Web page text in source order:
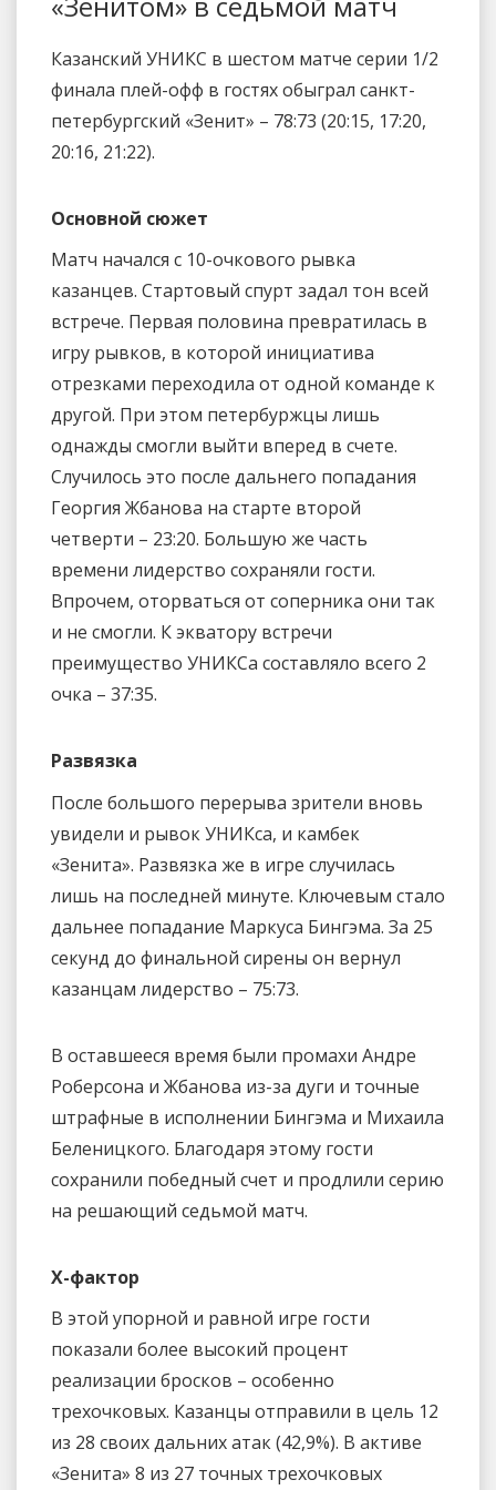
Казанский УНИКС в шестом матче серии 1/2
финала плей-офф в гостях обыграл санкт-
петербургский «Зенит» – 78:73 (20:15, 17:20,
20:16, 21:22).
Основной сюжет
Матч начался с 10-очкового рывка
казанцев. Стартовый спурт задал тон всей
встрече. Первая половина превратилась в
игру рывков, в которой инициатива
отрезками переходила от одной команде к
другой. При этом петербуржцы лишь
однажды смогли выйти вперед в счете.
Случилось это после дальнего попадания
Георгия Жбанова на старте второй
четверти – 23:20. Большую же часть
времени лидерство сохраняли гости.
Впрочем, оторваться от соперника они так
и не смогли. К экватору встречи
преимущество УНИКСа составляло всего 2
очка – 37:35.
Развязка
После большого перерыва зрители вновь
увидели и рывок УНИКса, и камбек
«Зенита». Развязка же в игре случилась
лишь на последней минуте. Ключевым стало
дальнее попадание Маркуса Бингэма. За 25
секунд до финальной сирены он вернул
казанцам лидерство – 75:73.
В оставшееся время были промахи Андре
Роберсона и Жбанова из-за дуги и точные
штрафные в исполнении Бингэма и Михаила
Беленицкого. Благодаря этому гости
сохранили победный счет и продлили серию
на решающий седьмой матч.
X-фактор
В этой упорной и равной игре гости
показали более высокий процент
реализации бросков – особенно
трехочковых. Казанцы отправили в цель 12
из 28 своих дальних атак (42,9%). В активе
«Зенита» 8 из 27 точных трехочковых